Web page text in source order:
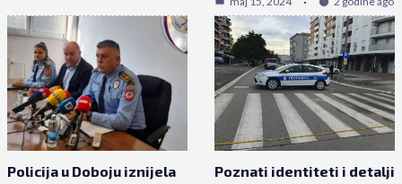
Policija u Doboju iznijela
Poznati identiteti i detalji